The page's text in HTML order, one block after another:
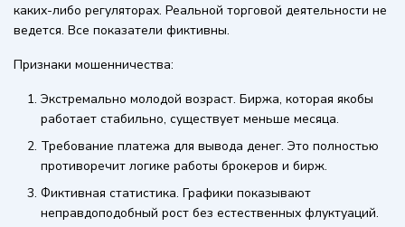
каких-либо регуляторах. Реальной торговой деятельности не
ведется. Все показатели фиктивны.
Признаки мошенничества:
Экстремально молодой возраст. Биржа, которая якобы
работает стабильно, существует меньше месяца.
Требование платежа для вывода денег. Это полностью
противоречит логике работы брокеров и бирж.
Фиктивная статистика. Графики показывают
неправдоподобный рост без естественных флуктуаций.